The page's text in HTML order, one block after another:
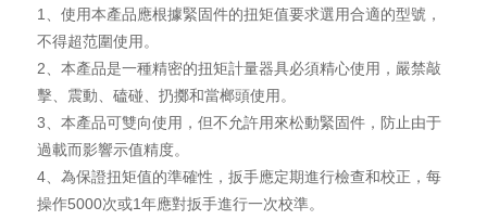
1、使用本產品應根據緊固件的扭矩值要求選用合適的型號，
不得超范圍使用。
2、本產品是一種精密的扭矩計量器具必須精心使用，嚴禁敲
擊、震動、磕碰、扔擲和當榔頭使用。
3、本產品可雙向使用，但不允許用來松動緊固件，防止由于
過載而影響示值精度。
4、為保證扭矩值的準確性，扳手應定期進行檢查和校正，每
操作5000次或1年應對扳手進行一次校準。